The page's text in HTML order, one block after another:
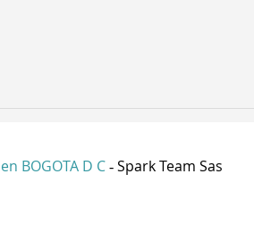
BOGOTA D C - Spark Team Sas